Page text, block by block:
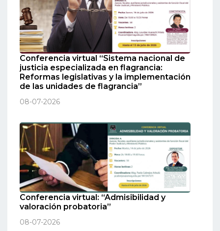
Conferencia virtual “Sistema nacional de
justicia especializada en flagrancia:
Reformas legislativas y la implementación
de las unidades de flagrancia”
08-07-2026
Conferencia virtual: “Admisibilidad y
valoración probatoria”
08-07-2026